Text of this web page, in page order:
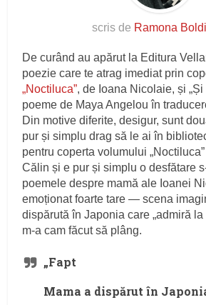
scris de Ramona
De curând au apărut la Editura
poezie care te atrag imediat prin
„Noctiluca”, de Ioana Nicolaie, și „Și
poeme de Maya Angelou în
Din motive diferite, desigur, sunt
pur și simplu drag să le ai în
pentru coperta volumului
Călin și e pur și simplu o desfătare
poemele despre mamă ale Ioanei
emoționat foarte tare — scena
dispărută în Japonia care „admiră la
m-a cam făcut să plâng.
„Fapt
Mama a dispărut în